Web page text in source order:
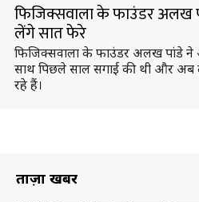
फिजिक्सवाला के फाउंडर अलख
लेंगे सात फेरे
फिजिक्सवाला के फाउंडर अलख पांडे ने
साथ पिछले साल सगाई की थी और अब
रहे हैं।
ताज़ा खबरें